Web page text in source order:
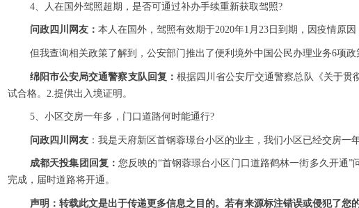
4、人在国外驾照超期，是否可通过补办手续重新获取驾照?
问政四川网友： 本人在国外，驾照有效期于2020年1月23日到期，因疫情原
但我查询相关政策了解到，公安部门推出了便利境外中国公民办理业务6项
绵阳市公安局交通警察支队回复： 根据四川省公安厅交通警察总队《关于贯
试合格。2.提供出入境证明。
5、小区交房一年多，门口道路何时能通行?
问政四川网友 ：我是天府新区首钢蓉璟台小区的业主，我们小区已经交房一
成都天投集团回复：您反映的“首钢蓉璟台小区门口道路鹤林一街多久开通
完成，届时道路将开通。
声明：转载此文是出于传递更多信息之目的。若有来源标注错误或侵犯了您